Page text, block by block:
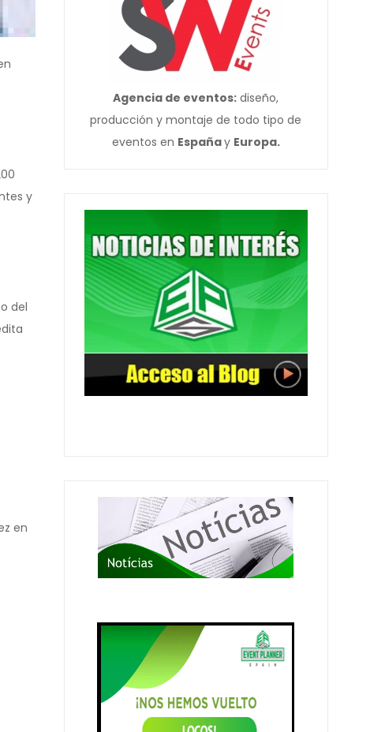
y
del
en
Agencia de eventos: diseño,
producción y montaje de todo tipo de
eventos en Españay Europa.